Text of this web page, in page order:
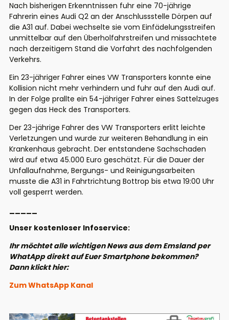
Nach bisherigen Erkenntnissen fuhr eine 70-jährige
Fahrerin eines Audi Q2 an der Anschlussstelle Dörpen auf
die A31 auf. Dabei wechselte sie vom Einfädelungsstreifen
unmittelbar auf den Überholfahrstreifen und missachtete
nach derzeitigem Stand die Vorfahrt des nachfolgenden
Verkehrs.
Ein 23-jähriger Fahrer eines VW Transporters konnte eine
Kollision nicht mehr verhindern und fuhr auf den Audi auf.
In der Folge prallte ein 54-jähriger Fahrer eines Sattelzuges
gegen das Heck des Transporters.
Der 23-jährige Fahrer des VW Transporters erlitt leichte
Verletzungen und wurde zur weiteren Behandlung in ein
Krankenhaus gebracht. Der entstandene Sachschaden
wird auf etwa 45.000 Euro geschätzt. Für die Dauer der
Unfallaufnahme, Bergungs- und Reinigungsarbeiten
musste die A31 in Fahrtrichtung Bottrop bis etwa 19:00 Uhr
voll gesperrt werden.
Unser kostenloser Infoservice:
Ihr möchtet alle wichtigen News aus dem Emsland per
WhatApp direkt auf Euer Smartphone bekommen?
Dann klickt hier:
Zum WhatsApp Kanal